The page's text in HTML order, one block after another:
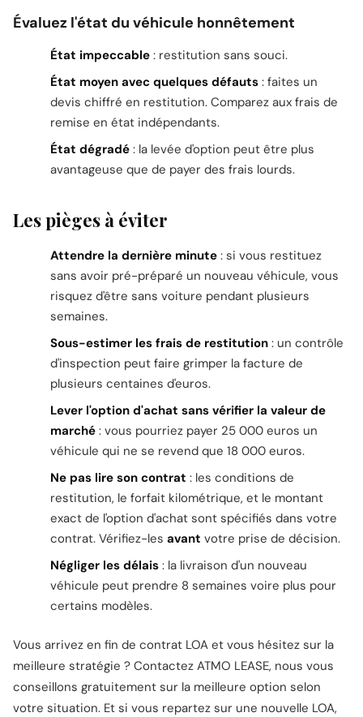
Évaluez l'état du véhicule honnêtement
État impeccable : restitution sans souci.
État moyen avec quelques défauts : faites un
devis chiffré en restitution. Comparez aux frais de
remise en état indépendants.
État dégradé : la levée d'option peut être plus
avantageuse que de payer des frais lourds.
Les pièges à éviter
Attendre la dernière minute : si vous restituez
sans avoir pré-préparé un nouveau véhicule, vous
risquez d'être sans voiture pendant plusieurs
semaines.
Sous-estimer les frais de restitution : un contrôle
d'inspection peut faire grimper la facture de
plusieurs centaines d'euros.
Lever l'option d'achat sans vérifier la valeur de
marché : vous pourriez payer 25 000 euros un
véhicule qui ne se revend que 18 000 euros.
Ne pas lire son contrat : les conditions de
restitution, le forfait kilométrique, et le montant
exact de l'option d'achat sont spécifiés dans votre
contrat. Vérifiez-les avant votre prise de décision.
Négliger les délais : la livraison d'un nouveau
véhicule peut prendre 8 semaines voire plus pour
certains modèles.
Vous arrivez en fin de contrat LOA et vous hésitez sur la
meilleure stratégie ? Contactez ATMO LEASE, nous vous
conseillons gratuitement sur la meilleure option selon
votre situation. Et si vous repartez sur une nouvelle LOA,